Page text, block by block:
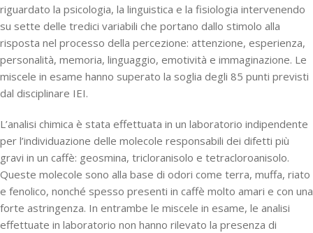
riguardato la psicologia, la linguistica e la fisiologia intervenendo
su sette delle tredici variabili che portano dallo stimolo alla
risposta nel processo della percezione: attenzione, esperienza,
personalità, memoria, linguaggio, emotività e immaginazione. Le
miscele in esame hanno superato la soglia degli 85 punti previsti
dal disciplinare IEI.
L’analisi chimica è stata effettuata in un laboratorio indipendente
per l’individuazione delle molecole responsabili dei difetti più
gravi in un caffè: geosmina, tricloranisolo e tetracloroanisolo.
Queste molecole sono alla base di odori come terra, muffa, riato
e fenolico, nonché spesso presenti in caffè molto amari e con una
forte astringenza. In entrambe le miscele in esame, le analisi
effettuate in laboratorio non hanno rilevato la presenza di